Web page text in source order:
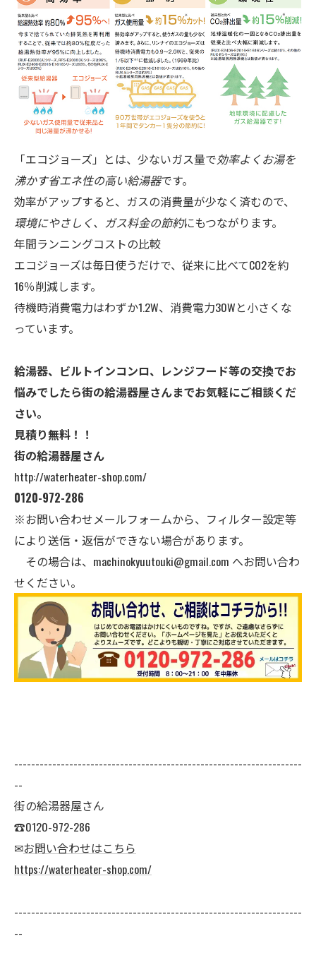
「エコジョーズ」とは、少ないガス量で効率よくお湯を
沸かす省エネ性の高い給湯器です。
効率がアップすると、ガスの消費量が少なく済むので、
環境にやさしく、ガス料金の節約にもつながります。
年間ランニングコストの比較
エコジョーズは毎日使うだけで、従来に比べてCO2を約
16％削減します。
待機時消費電力はわずか1.2W、消費電力30Wと小さくな
っています。
給湯器、ビルトインコンロ、レンジフード等の交換でお
悩みでしたら街の給湯器屋さんまでお気軽にご相談くだ
さい。
見積り無料！！
街の給湯器屋さん
http://waterheater-shop.com/
0120-972-286
※お問い合わせメールフォームから、フィルター設定等
により送信・返信ができない場合があります。
その場合は、 machinokyuutouki@gmail.com へお問い合わ
せください。
--------------------------------------------------------------------
--
街の給湯器屋さん
☎0120-972-286
✉お問い合わせはこちら
https://waterheater-shop.com/
--------------------------------------------------------------------
--